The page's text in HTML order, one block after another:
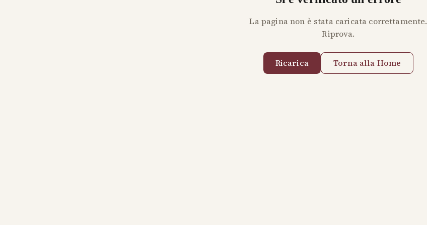
La pagina non è stata caricata correttamente.
Riprova.
Ricarica Torna alla Home